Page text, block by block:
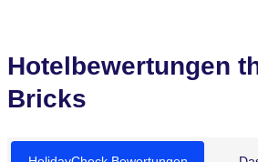
Hotelbewertungen
Bricks